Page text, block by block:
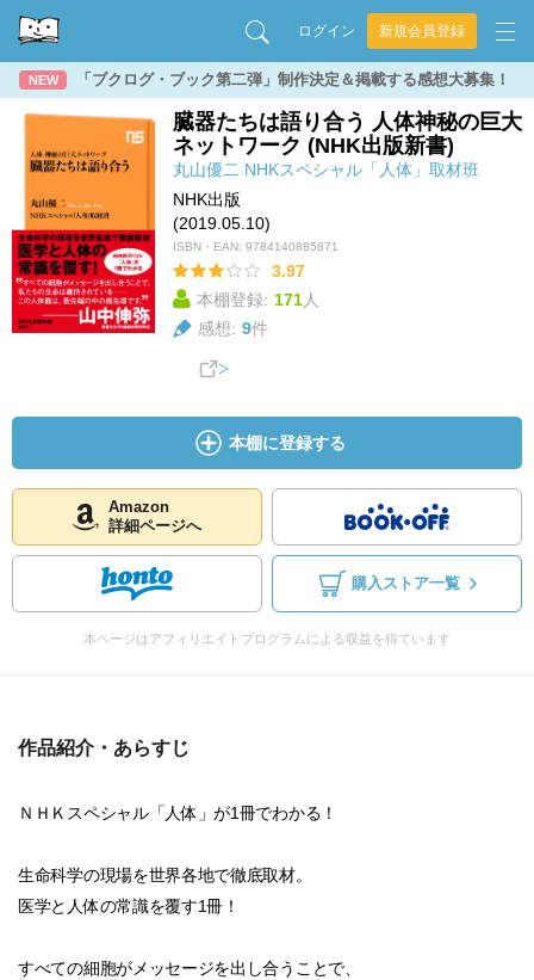
ログイン 新規会員登録
NEW 「ブクログ・ブック第二弾」制作決定＆掲載する感想大募集！
臓器たちは語り合う 人体神秘の巨大
ネットワーク (NHK出版新書)
丸山優二 NHKスペシャル「人体」取材班
NHK出版
(2019.05.10)
ISBN・EAN: 9784140885871
3.97
本棚登録: 171人
感想: 9件
本棚に登録する
Amazon
詳細ページへ
購入ストア一覧
本ページはアフィリエイトプログラムによる収益を得ています
作品紹介・あらすじ
ＮＨＫスペシャル「人体」が1冊でわかる！
生命科学の現場を世界各地で徹底取材。
医学と人体の常識を覆す1冊！
すべての細胞がメッセージを出し合うことで、